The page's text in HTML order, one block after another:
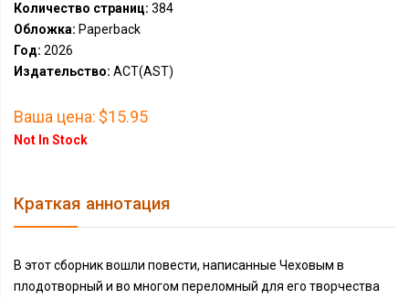
Количество страниц: 384
Обложка: Paperback
Год: 2026
Издательство: АСТ(AST)
Ваша цена: $15.95
Not In Stock
Краткая аннотация
В этот сборник вошли повести, написанные Чеховым в
плодотворный и во многом переломный для его творчества